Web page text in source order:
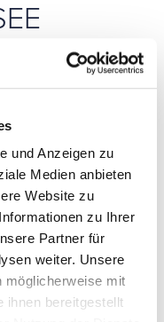
und Anzeigen zu
Medien anbieten
Website zu
zu Ihrer
Partner für
weiter. Unsere
möglicherweise mit
ihnen bereitgestellt
HIFI-
Dortmund Hifi-
Sie nur das, was
der eleganten,
Kombination